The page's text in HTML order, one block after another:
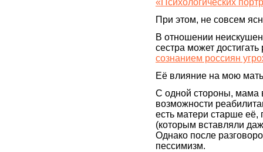
«Психологических
При этом, не совсем
В отношении
сестра может
сознанием россиян
Её влияние на мою
С одной стороны, мама
возможности
есть матери старше
(которым вставляли
Однако после
пессимизм.